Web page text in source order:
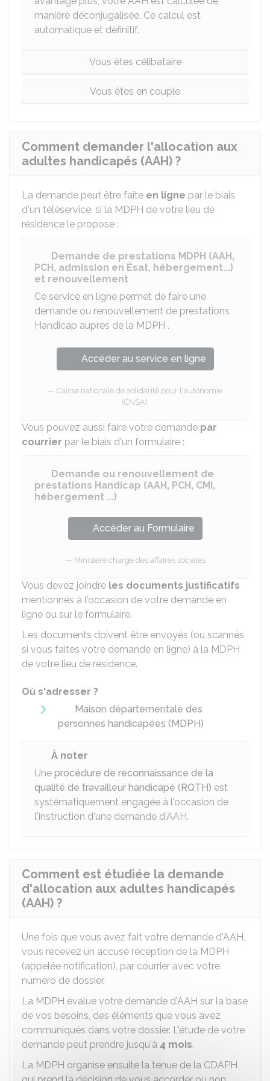
manière déconjugalisée. Ce calcul est
automatique et définitif.
Vous êtes célibataire
Vous êtes en couple
Comment demander l'allocation aux
adultes handicapés (AAH) ?
La demande peut être faite en ligne par le biais
d'un téléservice, si la MDPH de votre lieu de
résidence le propose :
Demande de prestations MDPH (AAH,
PCH, admission en Ésat, hébergement...)
et renouvellement
Ce service en ligne permet de faire une
demande ou renouvellement de prestations
Handicap auprès de la MDPH .
Accéder au service en ligne
Caisse nationale de solidarité pour l'autonomie
(CNSA)
Vous pouvez aussi faire votre demande par
courrier par le biais d'un formulaire :
Demande ou renouvellement de
prestations Handicap (AAH, PCH, CMI,
hébergement ...)
Accéder au Formulaire
Ministère chargé des affaires sociales
Vous devez joindre les documents justificatifs
mentionnés à l'occasion de votre demande en
ligne ou sur le formulaire.
Les documents doivent être envoyés (ou scannés
si vous faites votre demande en ligne) à la MDPH
de votre lieu de résidence.
Où s'adresser ?
Maison départementale des
personnes handicapées (MDPH)
À noter
Une procédure de reconnaissance de la
qualité de travailleur handicapé (RQTH) est
systématiquement engagée à l'occasion de
l'instruction d'une demande d'AAH.
Comment est étudiée la demande
d'allocation aux adultes handicapés
(AAH) ?
Une fois que vous avez fait votre demande d'AAH,
vous recevez un accusé réception de la MDPH
(appelée notification), par courrier avec votre
numéro de dossier.
La MDPH évalue votre demande d'AAH sur la base
de vos besoins, des éléments que vous avez
communiqués dans votre dossier. L'étude de votre
demande peut prendre jusqu'à 4 mois.
La MDPH organise ensuite la tenue de la CDAPH